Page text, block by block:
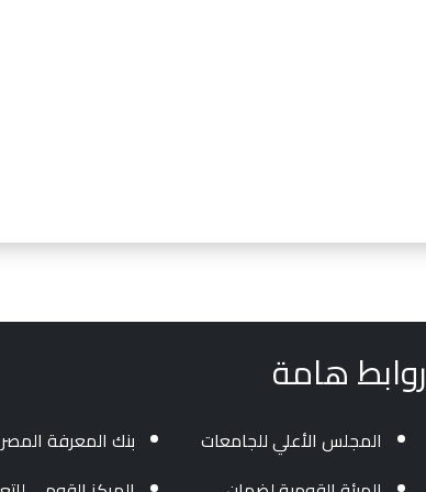
روابط هامة
المجلس الأعلي للجامعات
بنك المعرفة